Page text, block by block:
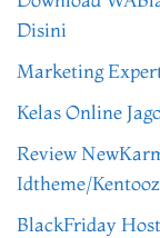
Disini
Marketing
Kelas Online
Review
Idtheme/Kentooz
BlackFriday